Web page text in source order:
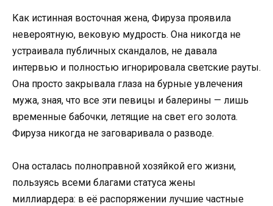
Как истинная восточная жена, Фируза проявила
невероятную, вековую мудрость. Она никогда не
устраивала публичных скандалов, не давала
интервью и полностью игнорировала светские рауты.
Она просто закрывала глаза на бурные увлечения
мужа, зная, что все эти певицы и балерины — лишь
временные бабочки, летящие на свет его золота.
Фируза никогда не заговаривала о разводе.
Она осталась полноправной хозяйкой его жизни,
пользуясь всеми благами статуса жены
миллиардера: в её распоряжении лучшие частные